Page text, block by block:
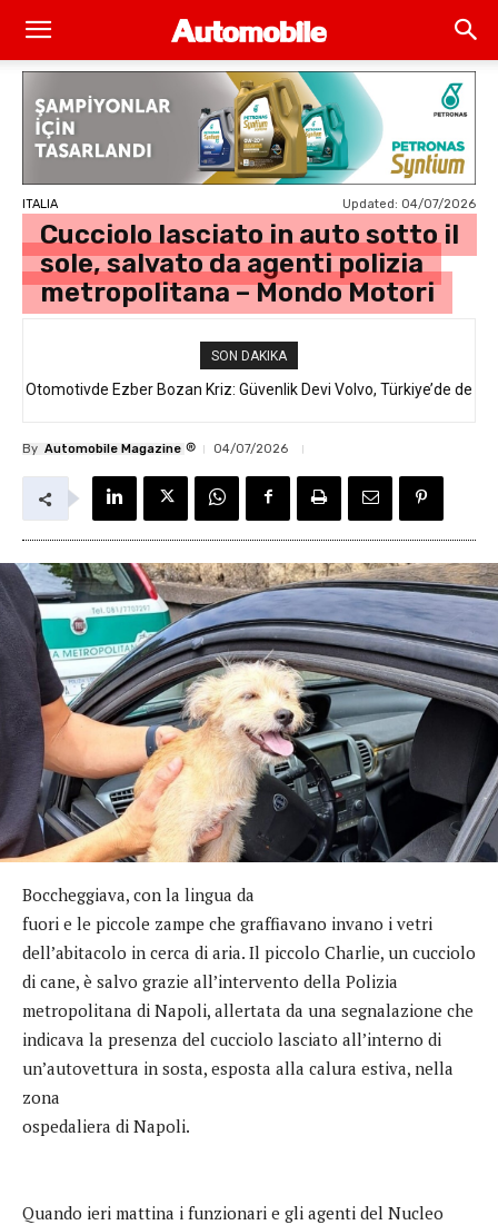
ITALIA Updated: 04/07/2026
Cucciolo lasciato in auto sotto il
sole, salvato da agenti polizia
metropolitana – Mondo Motori
SON DAKIKA
Otomotivde Ezber Bozan Kriz: Güvenlik Devi Volvo, Türkiye’de de
By Automobile Magazine ® 04/07/2026
Boccheggiava, con la lingua da
fuori e le piccole zampe che graffiavano invano i vetri
dell’abitacolo in cerca di aria. Il piccolo Charlie, un cucciolo
di cane, è salvo grazie all’intervento della Polizia
metropolitana di Napoli, allertata da una segnalazione che
indicava la presenza del cucciolo lasciato all’interno di
un’autovettura in sosta, esposta alla calura estiva, nella
zona
ospedaliera di Napoli.
Quando ieri mattina i funzionari e gli agenti del Nucleo